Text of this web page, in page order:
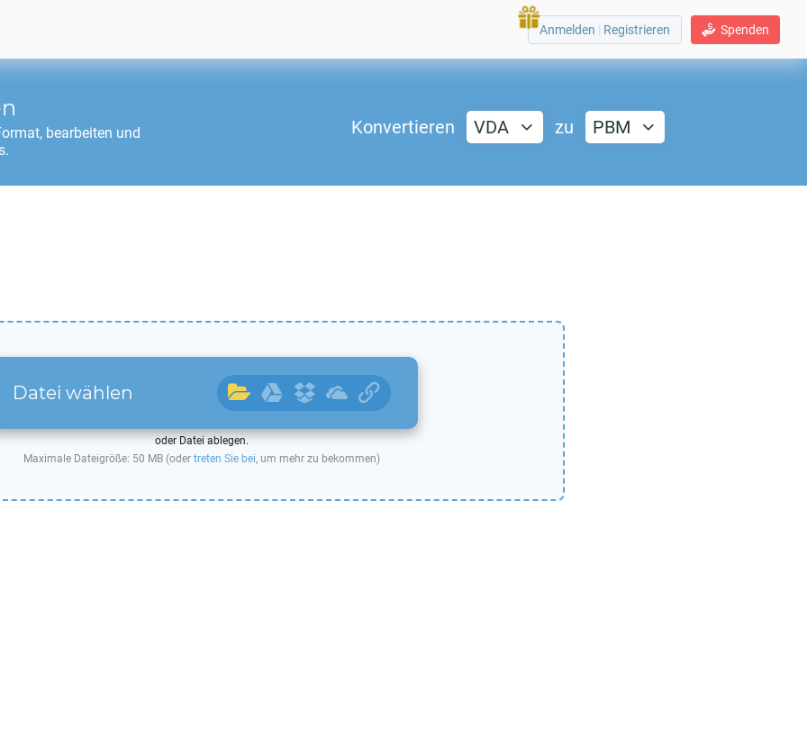
Spenden
Anmelden | Registrieren
bearbeiten und
Konvertieren VDA zu PBM
Datei wählen
oder Datei ablegen.
Maximale Dateigröße: 50 MB (oder treten Sie bei, um mehr zu bekommen)